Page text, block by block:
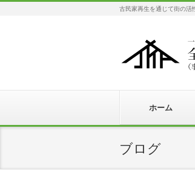
古民家再生を通じて街の活
ホーム
ブログ